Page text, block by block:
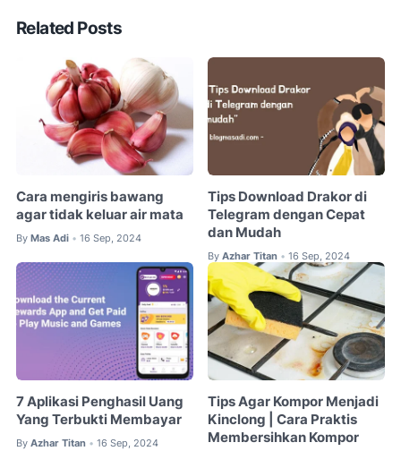
Related Posts
Cara mengiris bawang
agar tidak keluar air mata
By Mas Adi • 16 Sep, 2024
Tips Download Drakor di
Telegram dengan Cepat
dan Mudah
By Azhar Titan • 16 Sep, 2024
7 Aplikasi Penghasil Uang
Yang Terbukti Membayar
By Azhar Titan • 16 Sep, 2024
Tips Agar Kompor Menjadi
Kinclong | Cara Praktis
Membersihkan Kompor